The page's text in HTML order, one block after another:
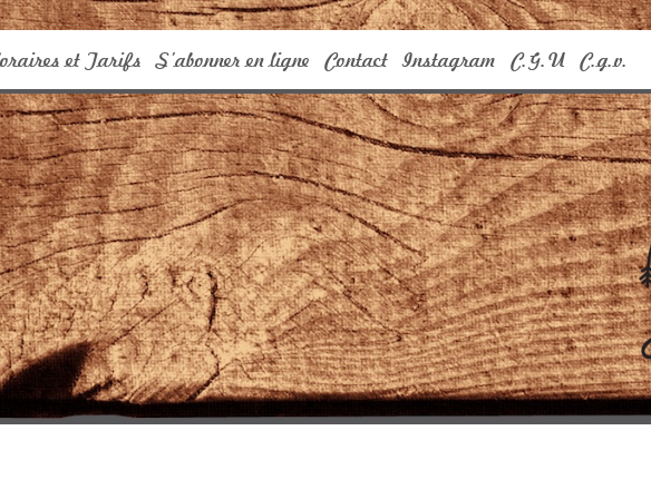
et Tarifs S’abonner en ligne Contact Instagram C.G.U C.g.v.